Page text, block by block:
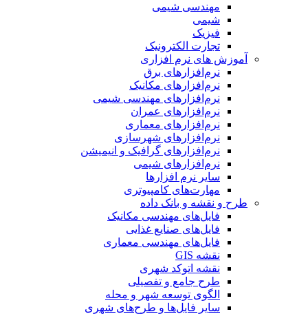
مهندسی شیمی
شیمی
فیزیک
تجارت الکترونیک
آموزش های نرم افزاری
نرم‌افزارهای برق
نرم‌افزارهای مکانیک
نرم‌افزارهای مهندسی شیمی
نرم‌افزارهای عمران
نرم‌افزارهای معماری
نرم‌افزارهای شهرسازی
نرم‌افزارهای گرافیک و انیمیشن
نرم‌افزارهای شیمی
سایر نرم افزارها
مهارت‌های کامپیوتری
طرح و نقشه و بانک داده
فایل‌های مهندسی مکانیک
فایل‌های صنایع غذایی
فایل‌های مهندسی معماری
نقشه GIS
نقشه اتوکد شهری
طرح جامع و تفصیلی
الگوی توسعه شهر و محله
سایر فایل‌ها و طرح‌های شهری